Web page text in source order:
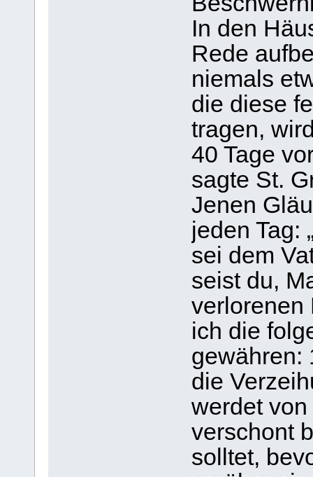
In den
Rede
niemals
die diese
tragen,
40 Tage
sagte St.
Jenen
jeden Tag:
sei dem
seist du,
verlorenen
ich die
gewähren:
die
werdet
verschont
solltet,